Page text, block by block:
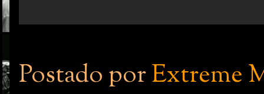
Postado porExtreme